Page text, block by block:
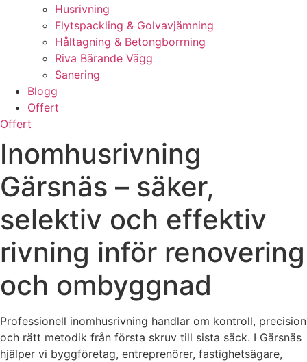
Husrivning
Flytspackling & Golvavjämning
Håltagning & Betongborrning
Riva Bärande Vägg
Sanering
Blogg
Offert
Offert
Inomhusrivning
Gärsnäs – säker,
selektiv och effektiv
rivning inför renovering
och ombyggnad
Professionell inomhusrivning handlar om kontroll, precision
och rätt metodik från första skruv till sista säck. I Gärsnäs
hjälper vi byggföretag, entreprenörer, fastighetsägare,